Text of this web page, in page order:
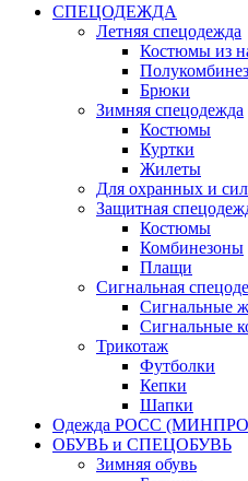
СПЕЦОДЕЖДА
Летняя спецодежда
Костюмы из
Брюки
Зимняя спецодежда
Костюмы
Куртки
Жилеты
Для охранных и
Защитная
Костюмы
Комбинезоны
Плащи
Сигнальная
Сигнальные
Сигнальные
Трикотаж
Футболки
Кепки
Шапки
Одежда РОСС
ОБУВЬ и СПЕЦОБУВЬ
Зимняя обувь